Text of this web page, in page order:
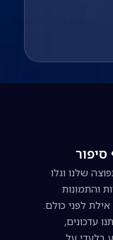
שלנו וגלו
והתמונות
לפני כולם.
עדכונים,